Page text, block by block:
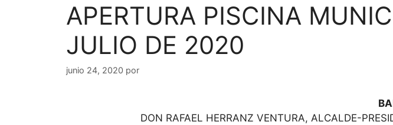
APERTURA PISCINA
JULIO DE 2020
junio 24, 2020 por
DON RAFAEL HERRANZ VENTURA, ALCALDE-